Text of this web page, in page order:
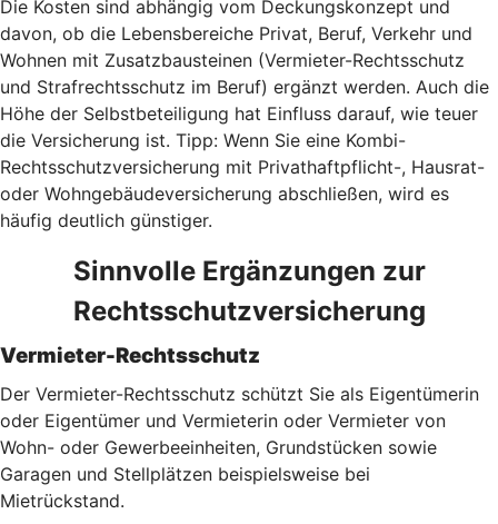
Die Kosten sind abhängig vom Deckungskonzept und
davon, ob die Lebensbereiche Privat, Beruf, Verkehr und
Wohnen mit Zusatzbausteinen (Vermieter-Rechtsschutz
und Strafrechtsschutz im Beruf) ergänzt werden. Auch die
Höhe der Selbstbeteiligung hat Einfluss darauf, wie teuer
die Versicherung ist. Tipp: Wenn Sie eine Kombi-
Rechtsschutzversicherung mit Privathaftpflicht-, Hausrat-
oder Wohngebäudeversicherung abschließen, wird es
häufig deutlich günstiger.
Sinnvolle Ergänzungen zur
Rechtsschutzversicherung
Vermieter-Rechtsschutz
Der Vermieter-Rechtsschutz schützt Sie als Eigentümerin
oder Eigentümer und Vermieterin oder Vermieter von
Wohn- oder Gewerbeeinheiten, Grundstücken sowie
Garagen und Stellplätzen beispielsweise bei
Mietrückstand.